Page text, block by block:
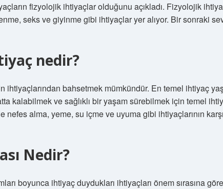
fizyolojik ihtiyaçlar olduğunu açıkladı. Fizyolojik
seks ve giyinme gibi ihtiyaçlar yer alıyor. Bir sonraki
nedir?
ihtiyaçlarından bahsetmek mümkündür. En temel ihtiyaç
kalabilmek ve sağlıklı bir yaşam sürebilmek için temel
nefes alma, yeme, su içme ve uyuma gibi ihtiyaçlarının
Nedir?
boyunca ihtiyaç duydukları ihtiyaçları önem sırasına